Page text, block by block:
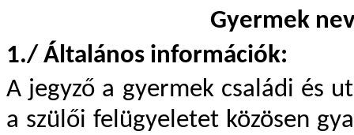
Gyermek
1./ Általános információk:
A jegyző a gyermek családi és
a szülői felügyeletet közösen